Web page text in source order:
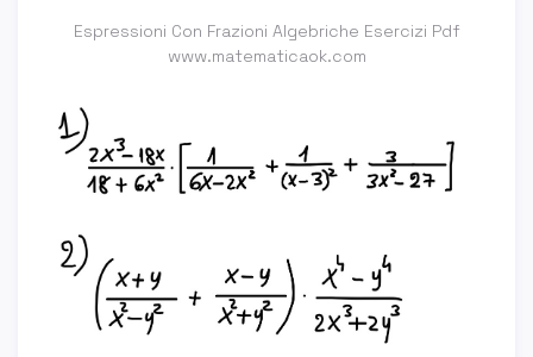
Espressioni Con Frazioni Algebriche Esercizi Pdf
www.matematicaok.com